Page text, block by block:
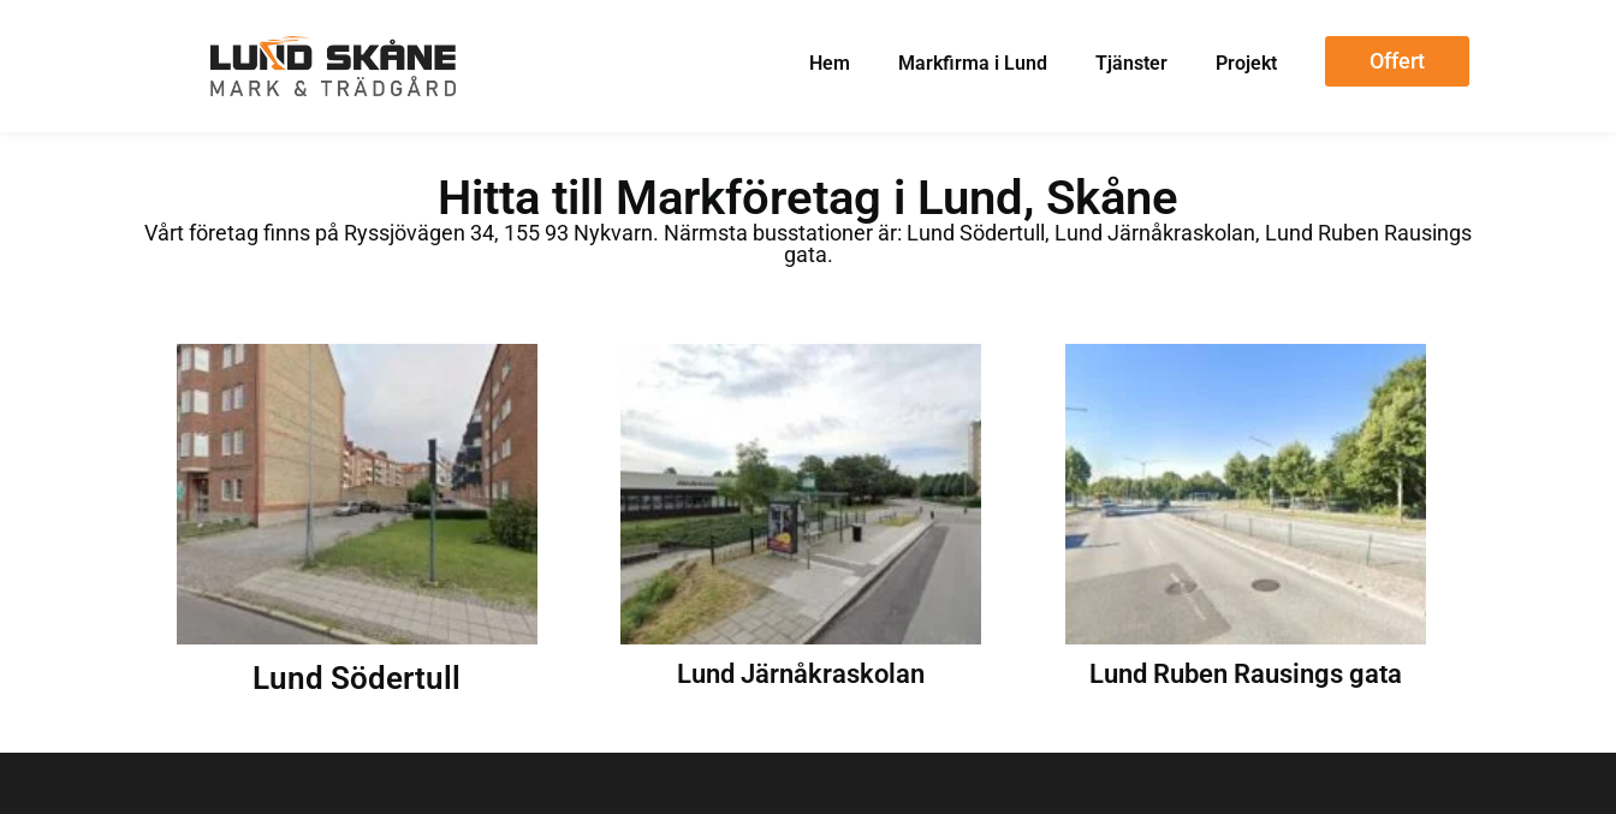
Hem Markfirma i Lund Tjänster Projekt Offert
Hitta till Markföretag i Lund, Skåne
Vårt företag finns på Ryssjövägen 34, 155 93 Nykvarn. Närmsta busstationer är: Lund Södertull, Lund Järnåkraskolan, Lund Ruben Rausings
gata.
Lund Södertull Lund Järnåkraskolan Lund Ruben Rausings gata